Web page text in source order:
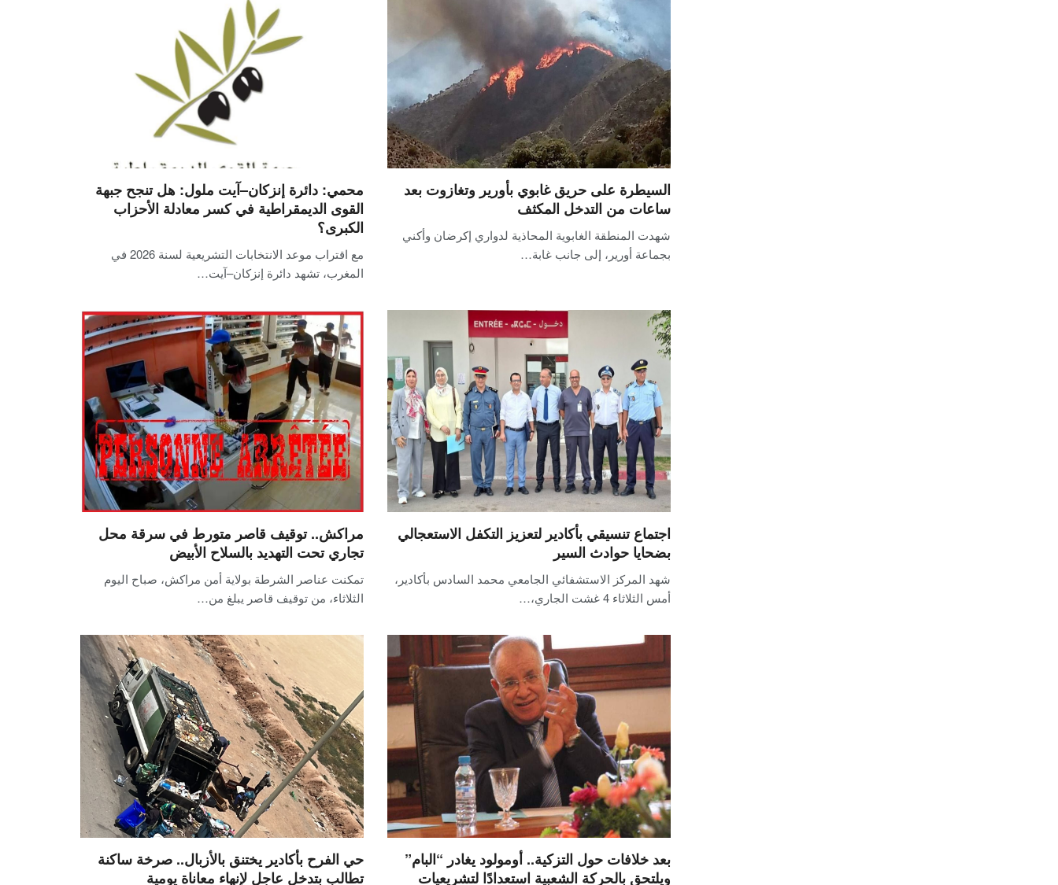
السيطرة على حريق غابوي بأورير وتغازوت بعد
ساعات من التدخل المكثف
شهدت المنطقة الغابوية المحاذية لدواري إكرضان وأكني
بجماعة أورير، إلى جانب غابة…
محمي: دائرة إنزكان–آيت ملول: هل تنجح جبهة
القوى الديمقراطية في كسر معادلة الأحزاب
الكبرى؟
مع اقتراب موعد الانتخابات التشريعية لسنة 2026 في
المغرب، تشهد دائرة إنزكان–آيت…
اجتماع تنسيقي بأكادير لتعزيز التكفل الاستعجالي
بضحايا حوادث السير
شهد المركز الاستشفائي الجامعي محمد السادس بأكادير،
أمس الثلاثاء 4 غشت الجاري،…
مراكش.. توقيف قاصر متورط في سرقة محل
تجاري تحت التهديد بالسلاح الأبيض
تمكنت عناصر الشرطة بولاية أمن مراكش، صباح اليوم
الثلاثاء، من توقيف قاصر يبلغ من…
بعد خلافات حول التزكية.. أومولود يغادر “البام”
ويلتحق بالحركة الشعبية استعدادًا لتشريعيات
حي الفرح بأكادير يختنق بالأزبال.. صرخة ساكنة
تطالب بتدخل عاجل لإنهاء معاناة يومية